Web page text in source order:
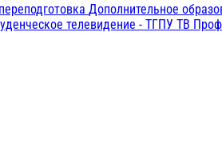
Дополнительное
телевидение - ТГПУ ТВ